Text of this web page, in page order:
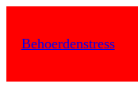
Inhalt
Behoerdenstress